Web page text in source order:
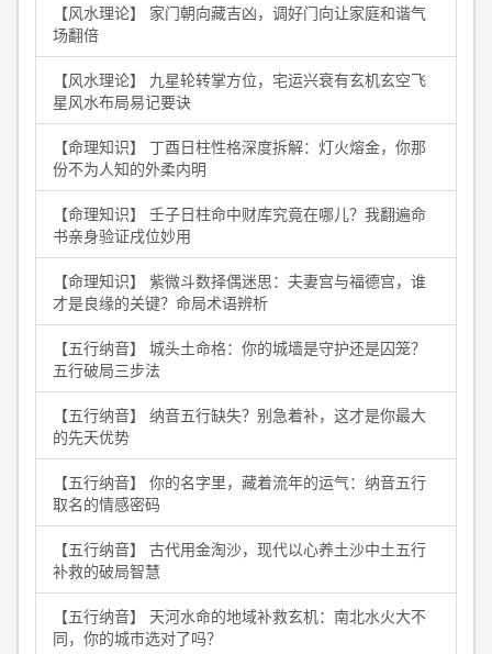
【风水理论】 家门朝向藏吉凶，调好门向让家庭和谐气
场翻倍
【风水理论】 九星轮转掌方位，宅运兴衰有玄机玄空飞
星风水布局易记要诀
【命理知识】 丁酉日柱性格深度拆解：灯火熔金，你那
份不为人知的外柔内明
【命理知识】 壬子日柱命中财库究竟在哪儿？我翻遍命
书亲身验证戌位妙用
【命理知识】 紫微斗数择偶迷思：夫妻宫与福德宫，谁
才是良缘的关键？命局术语辨析
【五行纳音】 城头土命格：你的城墙是守护还是囚笼？
五行破局三步法
【五行纳音】 纳音五行缺失？别急着补，这才是你最大
的先天优势
【五行纳音】 你的名字里，藏着流年的运气：纳音五行
取名的情感密码
【五行纳音】 古代用金淘沙，现代以心养土沙中土五行
补救的破局智慧
【五行纳音】 天河水命的地域补救玄机：南北水火大不
同，你的城市选对了吗？